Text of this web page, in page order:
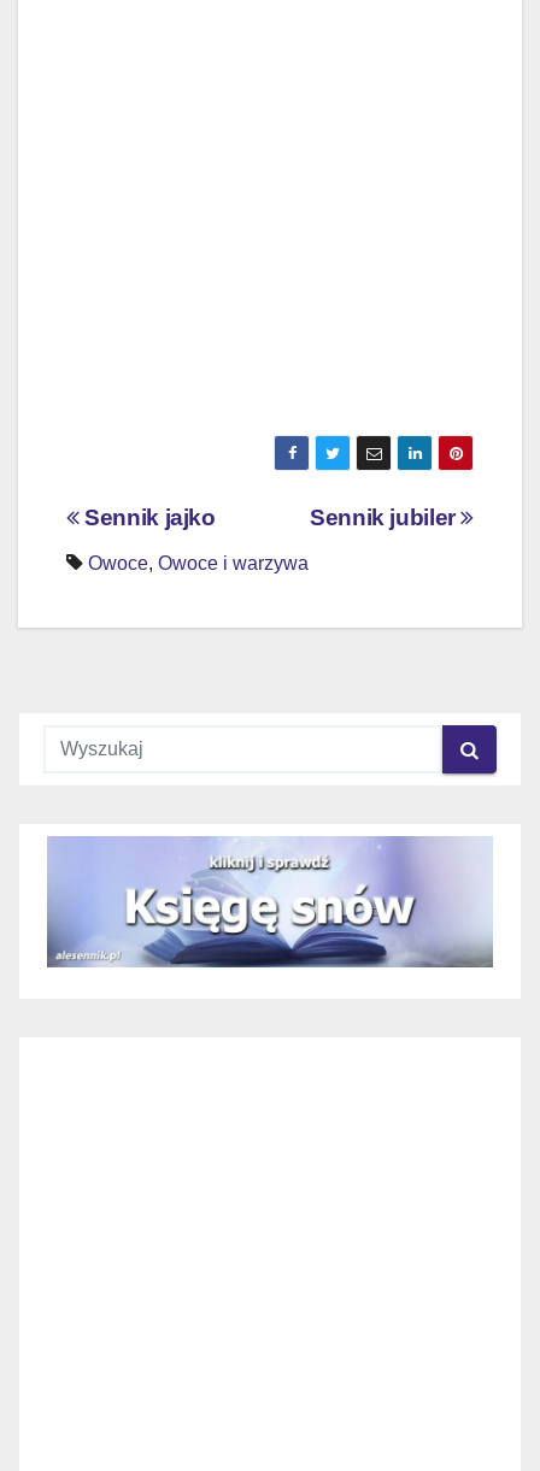
Nawigacja
wpisu
Sennik jubiler
Sennik jajko
Owoce, Owoce i warzywa